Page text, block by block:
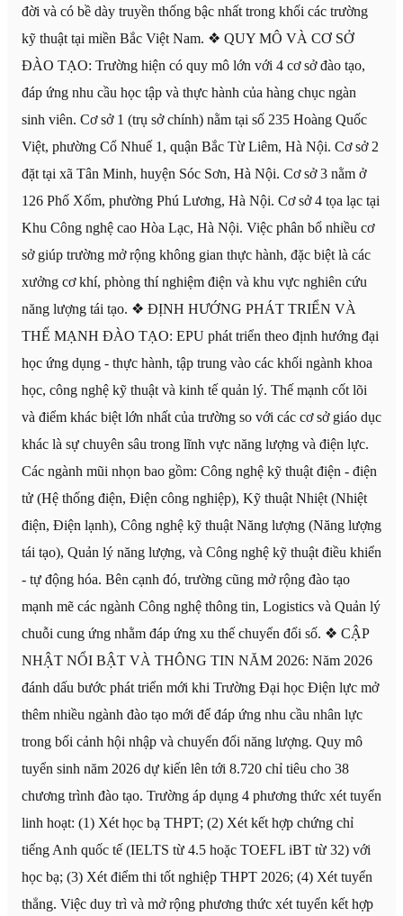
đời và có bề dày truyền thống bậc nhất trong khối các trường
kỹ thuật tại miền Bắc Việt Nam. ❖ QUY MÔ VÀ CƠ SỞ
ĐÀO TẠO: Trường hiện có quy mô lớn với 4 cơ sở đào tạo,
đáp ứng nhu cầu học tập và thực hành của hàng chục ngàn
sinh viên. Cơ sở 1 (trụ sở chính) nằm tại số 235 Hoàng Quốc
Việt, phường Cổ Nhuế 1, quận Bắc Từ Liêm, Hà Nội. Cơ sở 2
đặt tại xã Tân Minh, huyện Sóc Sơn, Hà Nội. Cơ sở 3 nằm ở
126 Phố Xốm, phường Phú Lương, Hà Nội. Cơ sở 4 tọa lạc tại
Khu Công nghệ cao Hòa Lạc, Hà Nội. Việc phân bổ nhiều cơ
sở giúp trường mở rộng không gian thực hành, đặc biệt là các
xưởng cơ khí, phòng thí nghiệm điện và khu vực nghiên cứu
năng lượng tái tạo. ❖ ĐỊNH HƯỚNG PHÁT TRIỂN VÀ
THẾ MẠNH ĐÀO TẠO: EPU phát triển theo định hướng đại
học ứng dụng - thực hành, tập trung vào các khối ngành khoa
học, công nghệ kỹ thuật và kinh tế quản lý. Thế mạnh cốt lõi
và điểm khác biệt lớn nhất của trường so với các cơ sở giáo dục
khác là sự chuyên sâu trong lĩnh vực năng lượng và điện lực.
Các ngành mũi nhọn bao gồm: Công nghệ kỹ thuật điện - điện
tử (Hệ thống điện, Điện công nghiệp), Kỹ thuật Nhiệt (Nhiệt
điện, Điện lạnh), Công nghệ kỹ thuật Năng lượng (Năng lượng
tái tạo), Quản lý năng lượng, và Công nghệ kỹ thuật điều khiển
- tự động hóa. Bên cạnh đó, trường cũng mở rộng đào tạo
mạnh mẽ các ngành Công nghệ thông tin, Logistics và Quản lý
chuỗi cung ứng nhằm đáp ứng xu thế chuyển đổi số. ❖ CẬP
NHẬT NỔI BẬT VÀ THÔNG TIN NĂM 2026: Năm 2026
đánh dấu bước phát triển mới khi Trường Đại học Điện lực mở
thêm nhiều ngành đào tạo mới để đáp ứng nhu cầu nhân lực
trong bối cảnh hội nhập và chuyển đổi năng lượng. Quy mô
tuyển sinh năm 2026 dự kiến lên tới 8.720 chỉ tiêu cho 38
chương trình đào tạo. Trường áp dụng 4 phương thức xét tuyển
linh hoạt: (1) Xét học bạ THPT; (2) Xét kết hợp chứng chỉ
tiếng Anh quốc tế (IELTS từ 4.5 hoặc TOEFL iBT từ 32) với
học bạ; (3) Xét điểm thi tốt nghiệp THPT 2026; (4) Xét tuyển
thẳng. Việc duy trì và mở rộng phương thức xét tuyển kết hợp